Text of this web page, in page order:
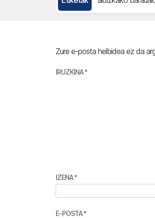
Zure e-posta helbidea ez da
IRUZKINA*
IZENA*
E-POSTA*